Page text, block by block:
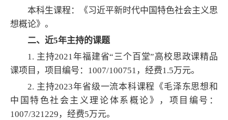
本科生课程：
《习近平新时代中国特色社会主义思
想概论》。
二、近5年主持的课题
1. 主持2021年福建省“三个百堂”高校思政课精品
课项目，项目编号：1007/100751，经费1.5万元。
2. 主持2023年省级一流本科课程《毛泽东思想和
中国特色社会主义理论体系概论》，项目编号：
1007/321229，经费5万元。